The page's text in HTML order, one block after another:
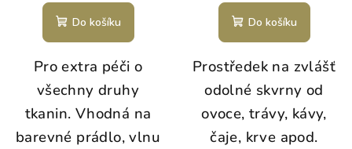
Do košíku
Pro extra péči o
všechny druhy
tkanin. Vhodná na
barevné prádlo, vlnu
Do košíku
Prostředek na zvlášť
odolné skvrny od
ovoce, trávy, kávy,
čaje, krve apod.